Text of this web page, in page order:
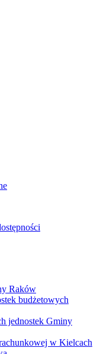
Raków
budżetowych
jednostek Gminy
w Kielcach